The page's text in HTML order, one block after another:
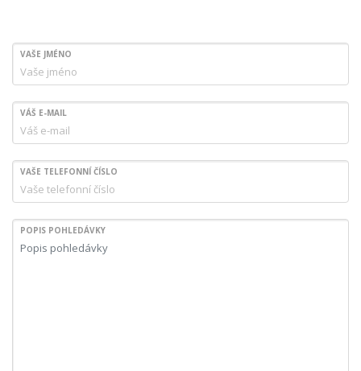
VAŠE JMÉNO
VÁŠ E-MAIL
VAŠE TELEFONNÍ ČÍSLO
POPIS POHLEDÁVKY